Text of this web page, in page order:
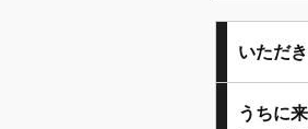
いただ
うちに